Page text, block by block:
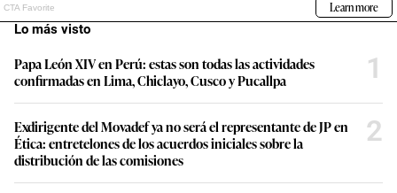
Lo más visto
Papa León XIV en Perú: estas son todas las actividades
confirmadas en Lima, Chiclayo, Cusco y Pucallpa
1
Exdirigente del Movadef ya no será el representante de JP en
Ética: entretelones de los acuerdos iniciales sobre la
distribución de las comisiones
2